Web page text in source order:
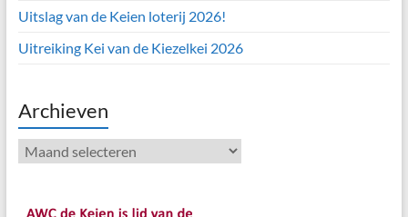
Uitslag van de Keien loterij 2026!
Uitreiking Kei van de Kiezelkei 2026
Archieven
Archieven